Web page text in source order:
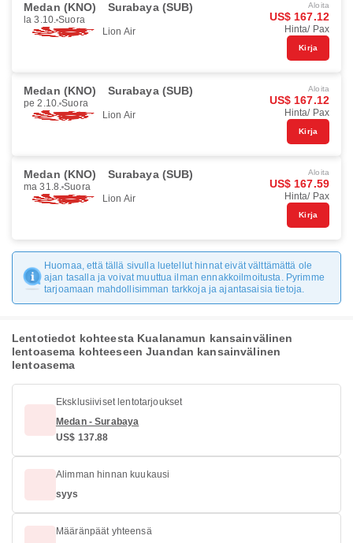
Medan (KNO) Surabaya (SUB)
la 3.10. Suora
Lion Air
Aloita
US$ 167.12
Hinta/ Pax
Kirja
Medan (KNO) Surabaya (SUB)
pe 2.10. Suora
Lion Air
Aloita
US$ 167.12
Hinta/ Pax
Kirja
Medan (KNO) Surabaya (SUB)
ma 31.8. Suora
Lion Air
Aloita
US$ 167.59
Hinta/ Pax
Kirja
Huomaa, että tällä sivulla luetellut hinnat eivät välttämättä ole
ajan tasalla ja voivat muuttua ilman ennakkoilmoitusta. Pyrimme
tarjoamaan mahdollisimman tarkkoja ja ajantasaisia tietoja.
Lentotiedot kohteesta Kualanamun kansainvälinen
lentoasema kohteeseen Juandan kansainvälinen
lentoasema
Eksklusiiviset lentotarjoukset
Medan - Surabaya
US$ 137.88
Alimman hinnan kuukausi
syys
Määränpäät yhteensä